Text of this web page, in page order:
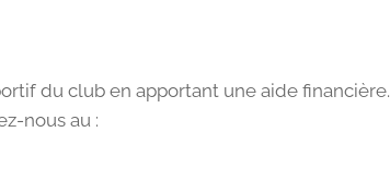
du club en apportant une aide financière.
nous au :